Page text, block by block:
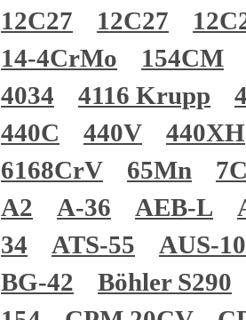
12C27
12C27
14-4CrMo
154CM
4034
4116 Krupp
440C
440V
440XH
6168CrV
65Mn
A2
A-36 AEB-L
34
ATS-55
AUS-
BG-42
Böhler S290